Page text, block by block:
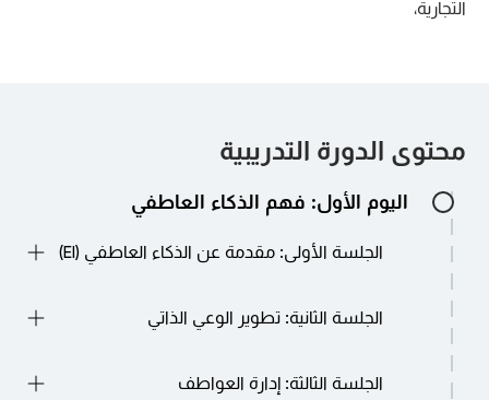
التجارية،
محتوى الدورة التدريبية
اليوم الأول: فهم الذكاء العاطفي
الجلسة الأولى: مقدمة عن الذكاء العاطفي (EI)
استكشاف مكونات الذكاء العاطفي: الوعي الذاتي،
الجلسة الثانية: تطوير الوعي الذاتي
تقنيات التأمل الذاتي والتقييم الذاتي التعرف على
الجلسة الثالثة: إدارة العواطف